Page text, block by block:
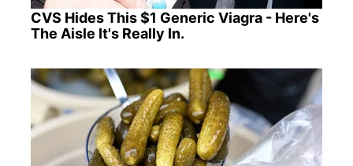
CVS Hides This $1 Generic Viagra - Here's
The Aisle It's Really In.